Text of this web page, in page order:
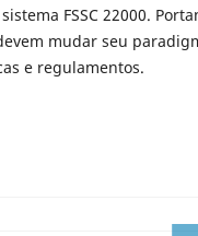
FSSC 22000.
mudar seu
e regulamentos.